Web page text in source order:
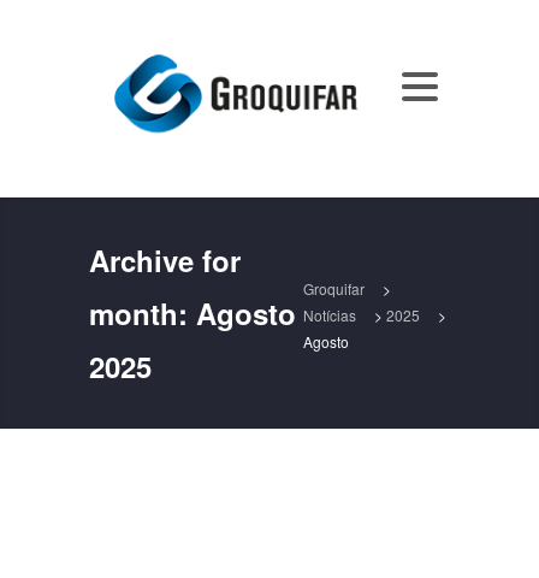
Archive for
month: Agosto
2025
Groquifar
>
Notícias
>2025
>
Agosto